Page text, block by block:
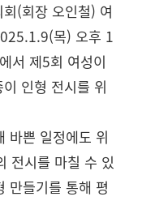
(회장 오인철) 여
목) 오후 1
서 제5회 여성이
인형 전시를 위
바쁜 일정에도 위
전시를 마칠 수 있
만들기를 통해 평